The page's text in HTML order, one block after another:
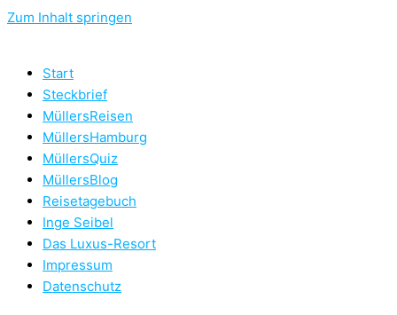
Zum Inhalt springen
Start
Steckbrief
MüllersReisen
MüllersHamburg
MüllersQuiz
MüllersBlog
Reisetagebuch
Inge Seibel
Das Luxus-Resort
Impressum
Datenschutz